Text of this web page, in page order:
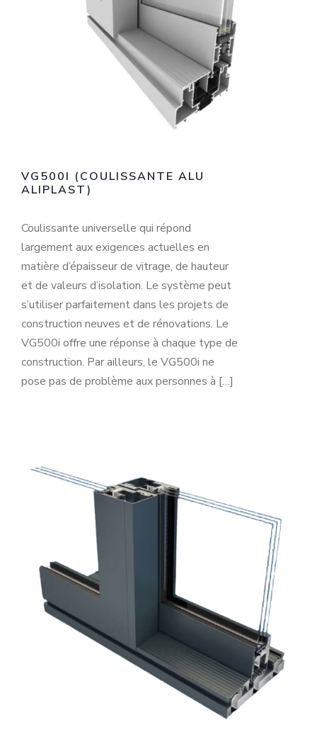
VG500I (COULISSANTE ALU
ALIPLAST)
Coulissante universelle qui répond
largement aux exigences actuelles en
matière d’épaisseur de vitrage, de hauteur
et de valeurs d’isolation. Le système peut
s’utiliser parfaitement dans les projets de
construction neuves et de rénovations. Le
VG500i offre une réponse à chaque type de
construction. Par ailleurs, le VG500i ne
pose pas de problème aux personnes à […]